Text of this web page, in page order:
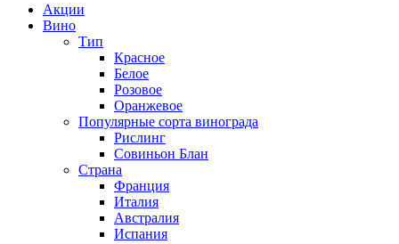
Акции
Вино
Тип
Красное
Белое
Розовое
Оранжевое
Популярные сорта винограда
Рислинг
Совиньон Блан
Страна
Франция
Италия
Австралия
Испания